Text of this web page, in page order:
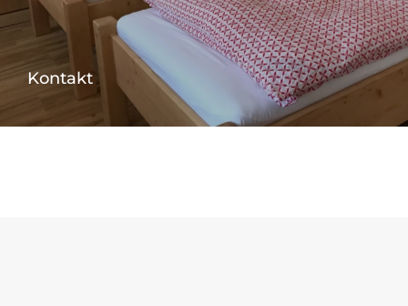
mehr erfahren
Kontakt